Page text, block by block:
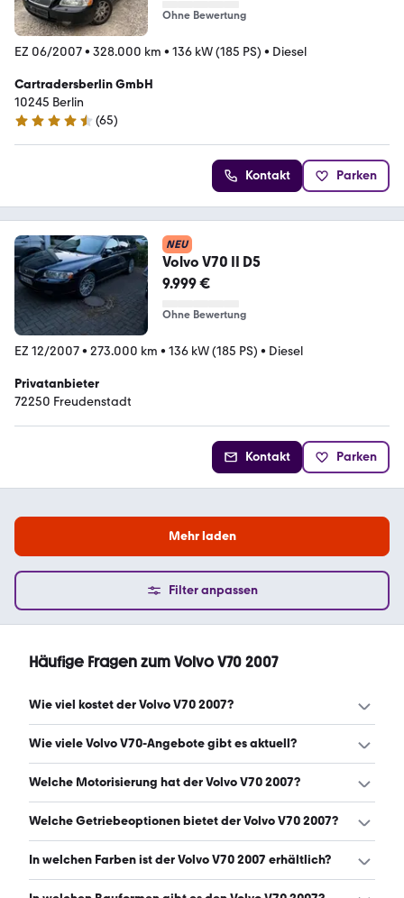
Ohne Bewertung
EZ 06/2007• 328.000 km • 136 kW (185 PS) • Diesel
Cartradersberlin GmbH
10245 Berlin
4.3 Sterne
(65)
Kontakt Parken
NEU
Volvo V70 II D5
9.999 €
Ohne Bewertung
EZ 12/2007• 273.000 km • 136 kW (185 PS) • Diesel
Privatanbieter
72250 Freudenstadt
Kontakt Parken
Mehr laden
Filter anpassen
Häufige Fragen zum Volvo V70 2007
Wie viel kostet der Volvo V70 2007?
Ein guter Preis für einen Volvo V70 2007 liegt zwischen
Wie viele Volvo V70-Angebote gibt es aktuell?
Es gibt insgesamt 41 Volvo V70 bei mobile.de, davon 41
Welche Motorisierung hat der Volvo V70 2007?
Der Volvo V70 2007 hat Leistungen zwischen 140 und 238
Welche Getriebeoptionen bietet der Volvo V70 2007?
Der Volvo V70 2007 ist mit automatischem und
In welchen Farben ist der Volvo V70 2007 erhältlich?
Den Volvo V70 2007 gibt es in folgenden Farben: schwarz,